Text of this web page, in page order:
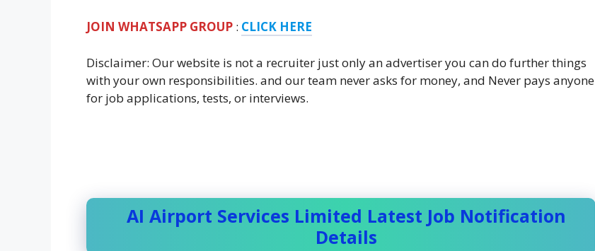
JOIN WHATSAPP GROUP : CLICK HERE
Disclaimer: Our website is not a recruiter just only an advertiser you can do further things
with your own responsibilities. and our team never asks for money, and Never pays anyone
for job applications, tests, or interviews.
AI Airport Services Limited Latest Job Notification
Details